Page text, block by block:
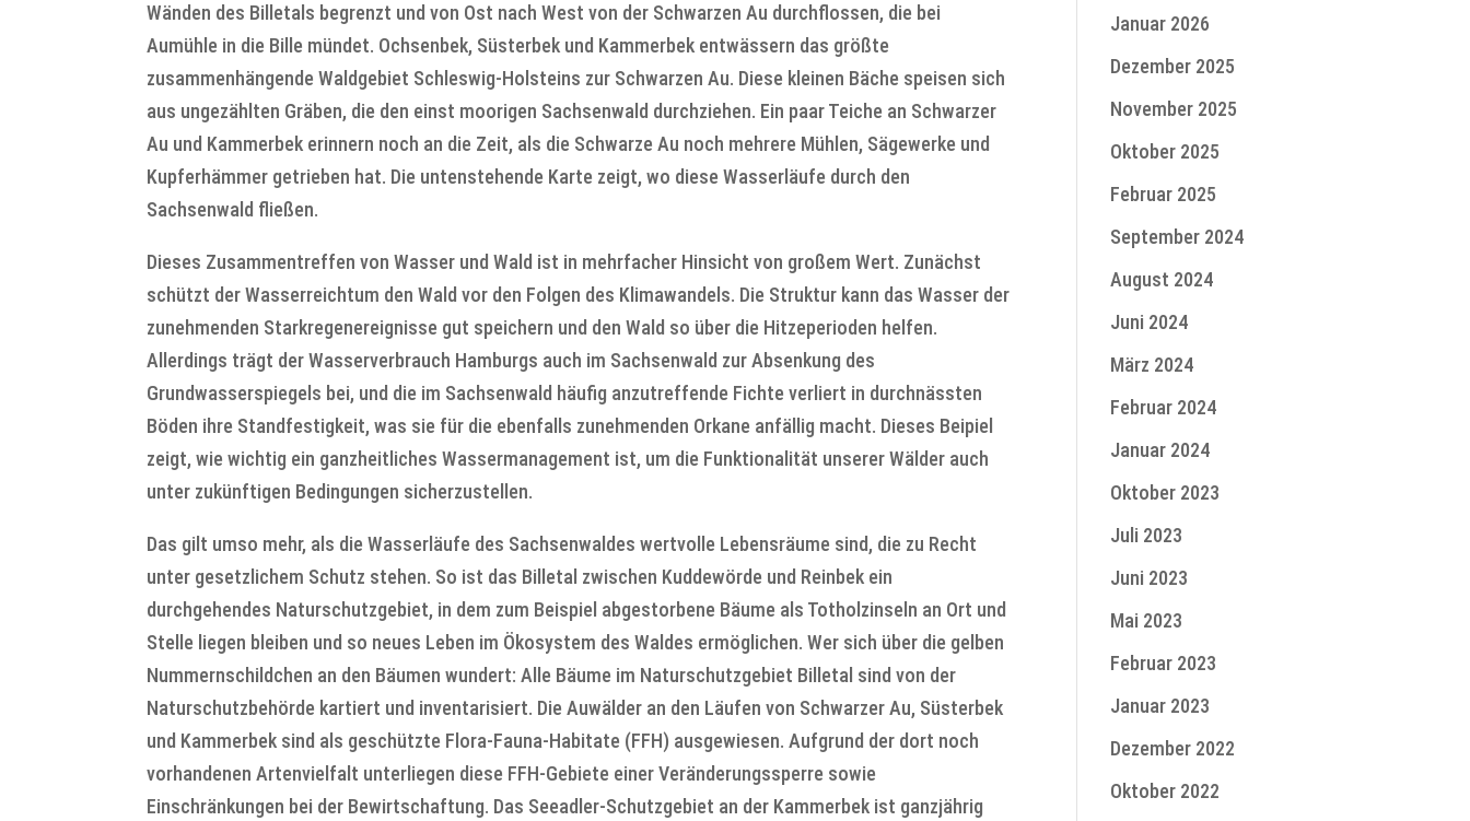
Wänden des Billetals begrenzt und von Ost nach West von der Schwarzen Au durchflossen, die bei
Aumühle in die Bille mündet. Ochsenbek, Süsterbek und Kammerbek entwässern das größte
zusammenhängende Waldgebiet Schleswig-Holsteins zur Schwarzen Au. Diese kleinen Bäche speisen sich
aus ungezählten Gräben, die den einst moorigen Sachsenwald durchziehen. Ein paar Teiche an Schwarzer
Au und Kammerbek erinnern noch an die Zeit, als die Schwarze Au noch mehrere Mühlen, Sägewerke und
Kupferhämmer getrieben hat. Die untenstehende Karte zeigt, wo diese Wasserläufe durch den
Sachsenwald fließen.
Dieses Zusammentreffen von Wasser und Wald ist in mehrfacher Hinsicht von großem Wert. Zunächst
schützt der Wasserreichtum den Wald vor den Folgen des Klimawandels. Die Struktur kann das Wasser der
zunehmenden Starkregenereignisse gut speichern und den Wald so über die Hitzeperioden helfen.
Allerdings trägt der Wasserverbrauch Hamburgs auch im Sachsenwald zur Absenkung des
Grundwasserspiegels bei, und die im Sachsenwald häufig anzutreffende Fichte verliert in durchnässten
Böden ihre Standfestigkeit, was sie für die ebenfalls zunehmenden Orkane anfällig macht. Dieses Beipiel
zeigt, wie wichtig ein ganzheitliches Wassermanagement ist, um die Funktionalität unserer Wälder auch
unter zukünftigen Bedingungen sicherzustellen.
Das gilt umso mehr, als die Wasserläufe des Sachsenwaldes wertvolle Lebensräume sind, die zu Recht
unter gesetzlichem Schutz stehen. So ist das Billetal zwischen Kuddewörde und Reinbek ein
durchgehendes Naturschutzgebiet, in dem zum Beispiel abgestorbene Bäume als Totholzinseln an Ort und
Stelle liegen bleiben und so neues Leben im Ökosystem des Waldes ermöglichen. Wer sich über die gelben
Nummernschildchen an den Bäumen wundert: Alle Bäume im Naturschutzgebiet Billetal sind von der
Naturschutzbehörde kartiert und inventarisiert. Die Auwälder an den Läufen von Schwarzer Au, Süsterbek
und Kammerbek sind als geschützte Flora-Fauna-Habitate (FFH) ausgewiesen. Aufgrund der dort noch
vorhandenen Artenvielfalt unterliegen diese FFH-Gebiete einer Veränderungssperre sowie
Einschränkungen bei der Bewirtschaftung. Das Seeadler-Schutzgebiet an der Kammerbek ist ganzjährig
Januar 2026
Dezember 2025
November 2025
Oktober 2025
Februar 2025
September 2024
August 2024
Juni 2024
März 2024
Februar 2024
Januar 2024
Oktober 2023
Juli 2023
Juni 2023
Mai 2023
Februar 2023
Januar 2023
Dezember 2022
Oktober 2022